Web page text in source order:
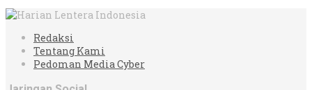
Redaksi
Tentang Kami
Pedoman Media Cyber